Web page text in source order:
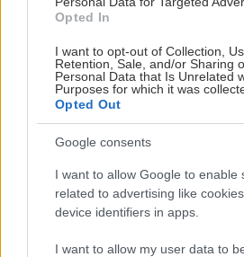
Opted In
I want to opt-out of Collection,
Retention, Sale, and/or Sharing
Personal Data that Is Unrelated
Purposes for which it was
Opted Out
Google consents
I want to allow Google to enable
related to advertising like
device identifiers in apps.
I want to allow my user data to
Κώστας Μαυρουδής: Ο μέσος
είναι ένας καλοπροαίρετος
PODCASTS